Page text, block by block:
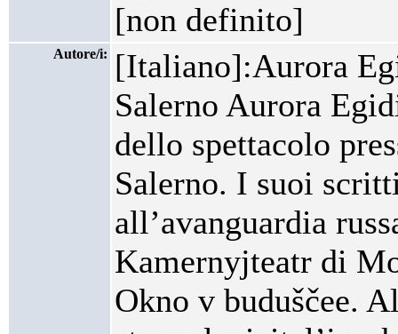
[non definito]
Autore/i:
[Italiano]:Aurora
Salerno Aurora
dello spettacolo
Salerno. I suoi
all’avanguardia
Kamernyjteatr di
Okno v buduščee.